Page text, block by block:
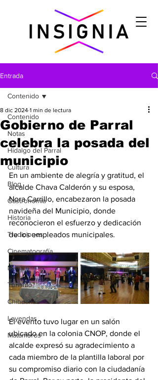
Entrada
Contenido
Notas
Hidalgo del Parral
Cultura
Blog
Gastronomìa
Historia
Tradiciones
Cinematografía
México
Turismo
Chihuahua
Leyendas
Matamoros
Contenido
Gobierno de Parral
celebra la posada del
municipio
8 dic 2024 1 min de lectura
En un ambiente de alegría y gratitud, el
alcalde Chava Calderón y su esposa,
Nora Carrillo, encabezaron la posada
navideña del Municipio, donde
reconocieron el esfuerzo y dedicación
de los empleados municipales.
El evento tuvo lugar en un salón
ubicado en la colonia CNOP, donde el
alcalde expresó su agradecimiento a
cada miembro de la plantilla laboral por
su compromiso diario con la ciudadanía